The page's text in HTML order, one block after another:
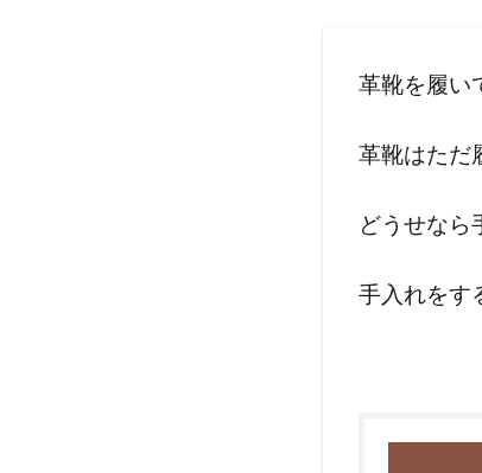
革靴を履い
革靴はただ
どうせなら
手入れをす